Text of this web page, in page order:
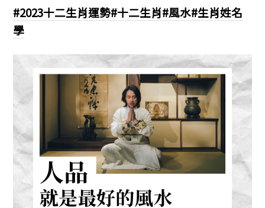
#2023十二生肖運勢#十二生肖#風水#生肖姓名
學